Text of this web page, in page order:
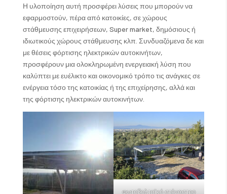
Η υλοποίηση αυτή προσφέρει λύσεις που μπορούν να
εφαρμοστούν, πέρα από κατοικίες, σε χώρους
στάθμευσης επιχειρήσεων, Super market, δημόσιους ή
ιδιωτικούς χώρους στάθμευσης κλπ. Συνδυαζόμενα δε και
με θέσεις φόρτισης ηλεκτρικών αυτοκινήτων,
προσφέρουν μια ολοκληρωμένη ενεργειακή λύση που
καλύπτει με ευέλικτο και οικονομικό τρόπο τις ανάγκες σε
ενέργεια τόσο της κατοικίας ή της επιχείρησης, αλλά και
της φόρτισης ηλεκτρικών αυτοκινήτων.
φωτοβολταϊκό στέγαστρο